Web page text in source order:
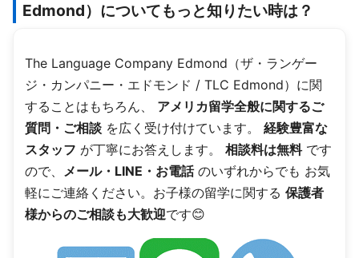
Edmond）についてもっと知りたい時は？
The Language Company Edmond（ザ・ランゲー
ジ・カンパニー・エドモンド / TLC Edmond）に関
することはもちろん、 アメリカ留学全般に関するご
質問・ご相談 を広く受け付けています。 経験豊富な
スタッフ が丁寧にお答えします。 相談料は無料です
ので、 メール・LINE・お電話のいずれからでも お気
軽にご連絡ください。お子様の留学に関する 保護者
様からのご相談も大歓迎です😊